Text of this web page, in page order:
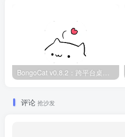
BongoCat v0.8.2：跨平台桌面互动猫咪随加30款皮肤
评论 抢沙发